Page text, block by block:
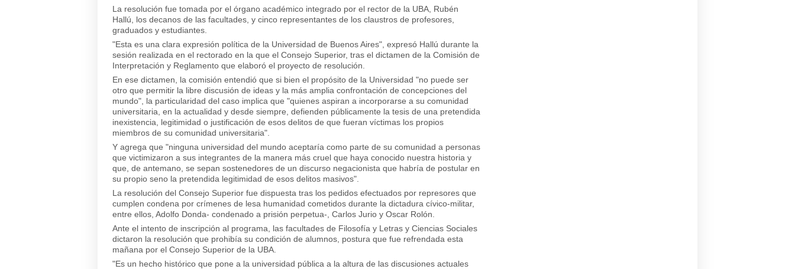
La resolución fue tomada por el órgano académico integrado por el rector de la UBA, Rubén
Hallú, los decanos de las facultades, y cinco representantes de los claustros de profesores,
graduados y estudiantes.
"Esta es una clara expresión política de la Universidad de Buenos Aires", expresó Hallú durante la
sesión realizada en el rectorado en la que el Consejo Superior, tras el dictamen de la Comisión de
Interpretación y Reglamento que elaboró el proyecto de resolución.
En ese dictamen, la comisión entendió que si bien el propósito de la Universidad "no puede ser
otro que permitir la libre discusión de ideas y la más amplia confrontación de concepciones del
mundo", la particularidad del caso implica que "quienes aspiran a incorporarse a su comunidad
universitaria, en la actualidad y desde siempre, defienden públicamente la tesis de una pretendida
inexistencia, legitimidad o justificación de esos delitos de que fueran víctimas los propios
miembros de su comunidad universitaria".
Y agrega que "ninguna universidad del mundo aceptaría como parte de su comunidad a personas
que victimizaron a sus integrantes de la manera más cruel que haya conocido nuestra historia y
que, de antemano, se sepan sostenedores de un discurso negacionista que habría de postular en
su propio seno la pretendida legitimidad de esos delitos masivos".
La resolución del Consejo Superior fue dispuesta tras los pedidos efectuados por represores que
cumplen condena por crímenes de lesa humanidad cometidos durante la dictadura cívico-militar,
entre ellos, Adolfo Donda- condenado a prisión perpetua-, Carlos Jurio y Oscar Rolón.
Ante el intento de inscripción al programa, las facultades de Filosofía y Letras y Ciencias Sociales
dictaron la resolución que prohibía su condición de alumnos, postura que fue refrendada esta
mañana por el Consejo Superior de la UBA.
"Es un hecho histórico que pone a la universidad pública a la altura de las discusiones actuales